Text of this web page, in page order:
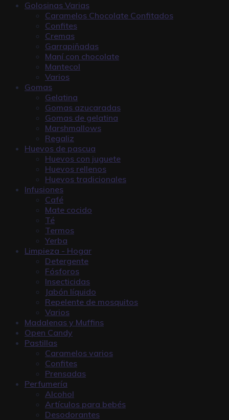
Golosinas Varias
Caramelos Chocolate Confitados
Confites
Cremas
Garrapiñadas
Maní con chocolate
Mantecol
Varios
Gomas
Gelatina
Gomas azucaradas
Gomas de gelatina
Marshmallows
Regaliz
Huevos de pascua
Huevos con juguete
Huevos rellenos
Huevos tradicionales
Infusiones
Café
Mate cocido
Té
Termos
Yerba
Limpieza - Hogar
Detergente
Fósforos
Insecticidas
Jabón líquido
Repelente de mosquitos
Varios
Madalenas y Muffins
Open Candy
Pastillas
Caramelos varios
Confites
Prensadas
Perfumería
Alcohol
Artículos para bebés
Desodorantes